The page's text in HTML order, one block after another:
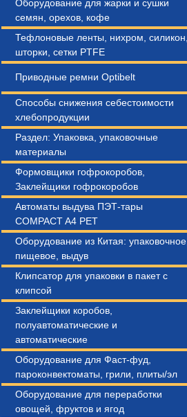
Оборудование для жарки и сушки
семян, орехов, кофе
Тефлоновые ленты, нихром, силикон,
шторки, сетки PTFE
Приводные ремни Optibelt
Способы снижения себестоимости
хлебопродукции
Раздел: Упаковка, упаковочные
материалы
Формовщики гофрокоробов,
Заклейщики гофрокоробов
Автоматы выдува ПЭТ-тары
COMPACT A4 PEТ
Оборудование из Китая: упаковочное,
пищевое, выдув
Клипсатор для упаковки в пакет с
клипсой
Заклейщики коробов,
полуавтоматические и
автоматические
Оборудование для Фаст-фуд,
пароконвектоматы, грили, плиты/эл
Оборудование для переработки
овощей, фруктов и ягод